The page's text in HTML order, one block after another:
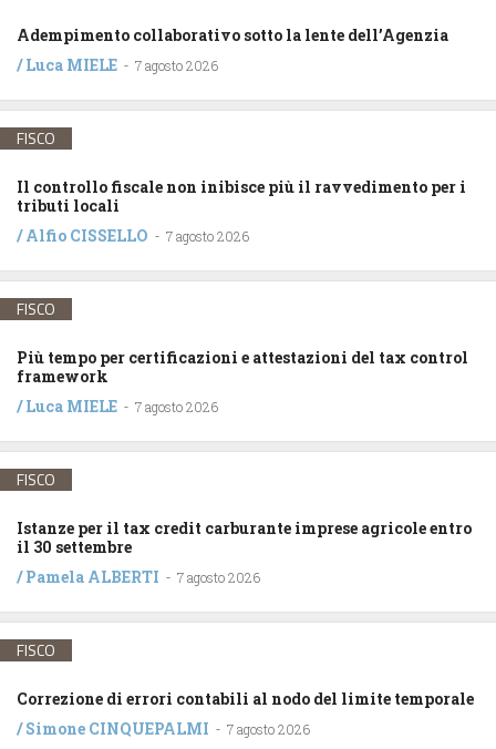
Adempimento collaborativo sotto la lente dell’Agenzia
/Luca MIELE - 7 agosto 2026
FISCO
Il controllo fiscale non inibisce più il ravvedimento per i
tributi locali
/Alfio CISSELLO - 7 agosto 2026
FISCO
Più tempo per certificazioni e attestazioni del tax control
framework
/Luca MIELE - 7 agosto 2026
FISCO
Istanze per il tax credit carburante imprese agricole entro
il 30 settembre
/Pamela ALBERTI - 7 agosto 2026
FISCO
Correzione di errori contabili al nodo del limite temporale
/Simone CINQUEPALMI - 7 agosto 2026